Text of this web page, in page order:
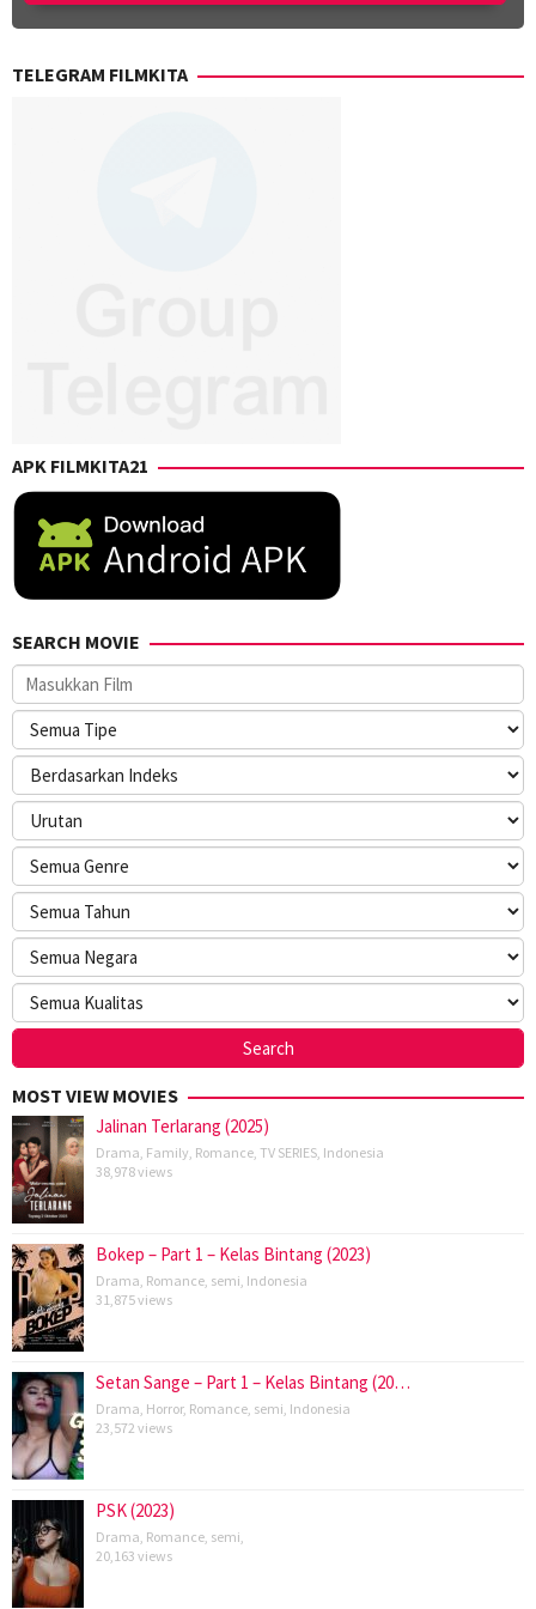
TELEGRAM FILMKITA
APK FILMKITA21
SEARCH MOVIE
MOST VIEW MOVIES
Jalinan Terlarang (2025)
Drama Family Romance TV SERIES Indonesia
38,978 views
Bokep – Part 1 – Kelas Bintang (2023)
Drama Romance semi Indonesia
31,875 views
Setan Sange – Part 1 – Kelas Bintang (20…
Drama Horror, Romance semi Indonesia
23,572 views
PSK (2023)
Drama Romance semi
20,163 views